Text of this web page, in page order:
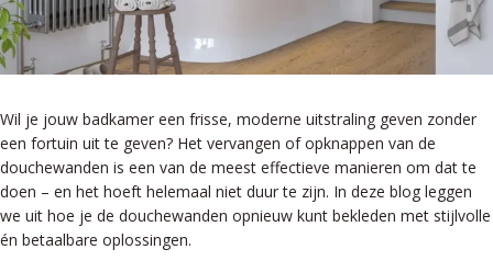
Wil je jouw badkamer een frisse, moderne uitstraling geven zonder
een fortuin uit te geven? Het vervangen of opknappen van de
douchewanden is een van de meest effectieve manieren om dat te
doen – en het hoeft helemaal niet duur te zijn. In deze blog leggen
we uit hoe je de douchewanden opnieuw kunt bekleden met stijlvolle
én betaalbare oplossingen.